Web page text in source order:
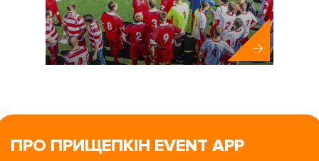
ПРО ПРИЩЕПКІН EVENT APP